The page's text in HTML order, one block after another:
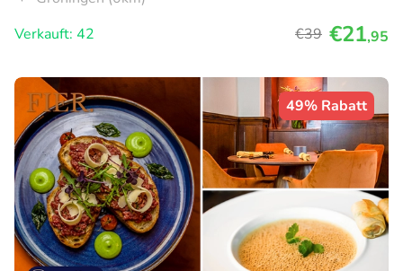
Verkauft: 42
€39 €21,95
49% Rabatt